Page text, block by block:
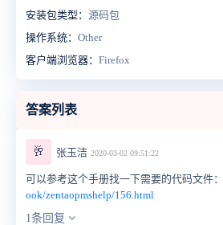
安装包类型： 源码包
操作系统： Other
客户端浏览器： Firefox
答案列表
🥂 张玉洁 2020-03-02 09:51:22
可以参考这个手册找一下需要的代码文件：
ook/zentaopmshelp/156.html
1条回复